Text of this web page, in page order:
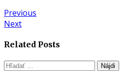
Navigácia
v
článku
Previous
NextNext
Related Posts
Hľadať: